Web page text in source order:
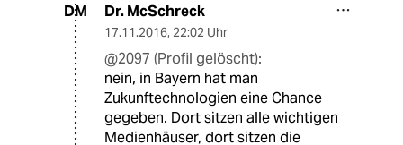
DM Dr. McSchreck
17.11.2016, 22:02 Uhr
@2097 (Profil gelöscht):
nein, in Bayern hat man
Zukunftechnologien eine Chance
gegeben. Dort sitzen alle wichtigen
Medienhäuser, dort sitzen die